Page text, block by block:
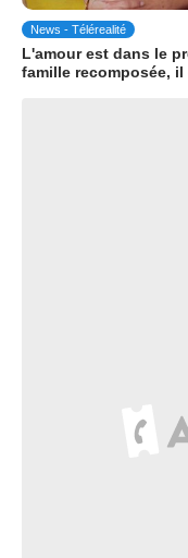
News - Télérealité
L'amour est dans le
famille recomposée,